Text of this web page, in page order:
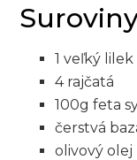
1 veľký lilek
4 rajčatá
100g feta
čerstvá​
olivový olej